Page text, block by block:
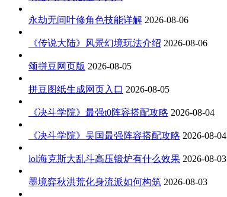
永劫无间叶修角色技能详解 2026-08-06
《传说大陆》风景幻境玩法介绍 2026-08-06
颂拼豆网页版 2026-08-05
拼豆图纸生成网页入口 2026-08-05
《决斗学院》最强t0阵容搭配攻略 2026-08-04
《决斗学院》吴国最强阵容搭配攻略 2026-08-04
lol海克斯大乱斗高压锻炉有什么效果 2026-08-03
墨境弈秋洪荒化身流派如何构筑 2026-08-03